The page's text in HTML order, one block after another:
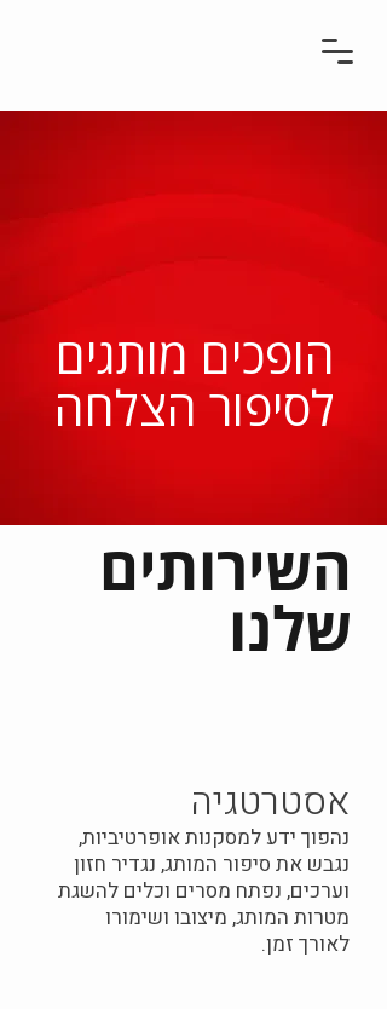
הופכים מותגים
לסיפור הצלחה
השירותים
שלנו
אסטרטגיה
נהפוך ידע למסקנות אופרטיביות,
נגבש את סיפור המותג, נגדיר חזון
וערכים, נפתח מסרים וכלים להשגת
מטרות המותג, מיצובו ושימורו
לאורך זמן.